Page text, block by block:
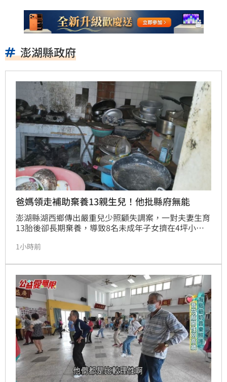
澎湖縣政府
爸媽領走補助棄養13親生兒！他批縣府無能
澎湖縣湖西鄉傳出嚴重兒少照顧失調案，一對夫妻生育
13胎後卻長期棄養，導致8名未成年子女擠在4坪小屋
育愷揭露此事後，各界善心湧入提供餐食救急，目前母
置被質疑慢半拍，前社會處長、律師桂祥晟重砲抨擊，
主張縣府應立即向法院聲請停止親權及保護令，以保障
孩童權益。他更公開表示已備妥相關訴狀，呼籲縣府展
現鐵腕執法，切勿讓孩子淪為制度外的犧牲品，應儘速
介入給予實質保護與安置。
1小時前